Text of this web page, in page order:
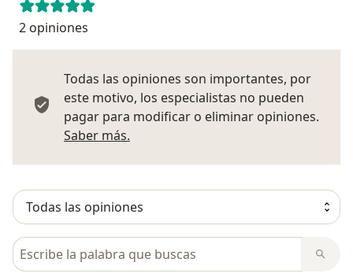
2 opiniones
Todas las opiniones son importantes, por
este motivo, los especialistas no pueden
pagar para modificar o eliminar opiniones.
Saber más.
Busca en opiniones